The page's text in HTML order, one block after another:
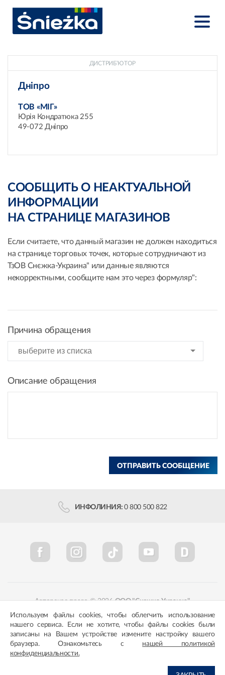
ДИСТРИБ’ЮТОР
Дніпро
ТОВ «МІГ»
Юрія Кондратюка 255
49-072 Дніпро
СООБЩИТЬ О НЕАКТУАЛЬНОЙ
ИНФОРМАЦИИ
НА СТРАНИЦЕ МАГАЗИНОВ
Если считаете, что данный магазин не должен находиться
на странице торговых точек, которые сотрудничают из
ТзОВ Снєжка-Украина" или данные являются
некорректными, сообщите нам это через формуляр":
Причина обращения
Описание обращения
ОТПРАВИТЬ СООБЩЕНИЕ
ИНФОЛИНИЯ: 0 800 500 822
Авторское право © 2026ООО "Снежка-Украина"
Политика конфиденциальности Соответствие цветов
Используем файлы cookies, чтобы облегчить использование
нашего сервиса. Если не хотите, чтобы файлы cookies были
записаны на Вашем устройстве измените настройку вашего
браузера. Ознакомьтесь с нашей политикой
конфиденциальности.